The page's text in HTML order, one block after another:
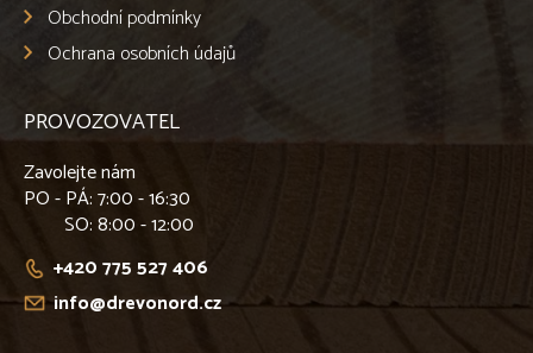
Obchodní podmínky
Ochrana osobních údajů
PROVOZOVATEL
Zavolejte nám
PO - PÁ: 7:00 - 16:30
SO: 8:00 - 12:00
+420 775 527 406
info@drevonord.cz